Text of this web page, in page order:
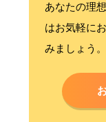
あなたの理
はお気軽に
みましょう。